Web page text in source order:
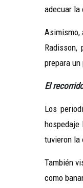
adecuar la
Asimismo,
prepara
El
Los
tuvieron la
También
como